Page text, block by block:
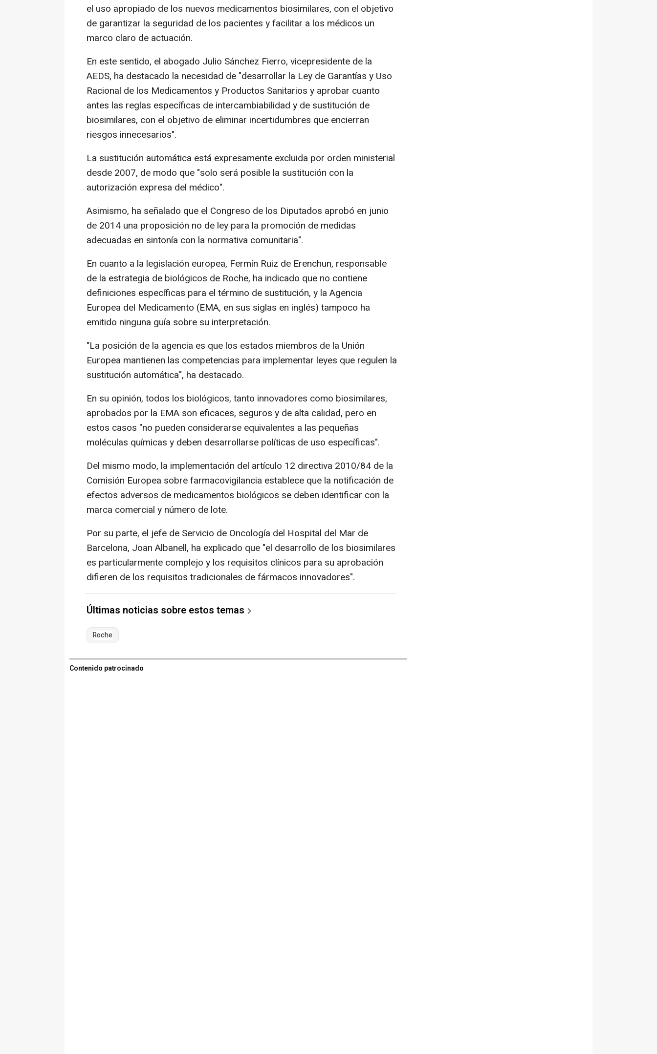
el uso apropiado de los nuevos medicamentos biosimilares, con el objetivo
de garantizar la seguridad de los pacientes y facilitar a los médicos un
marco claro de actuación.
En este sentido, el abogado Julio Sánchez Fierro, vicepresidente de la
AEDS, ha destacado la necesidad de "desarrollar la Ley de Garantías y Uso
Racional de los Medicamentos y Productos Sanitarios y aprobar cuanto
antes las reglas específicas de intercambiabilidad y de sustitución de
biosimilares, con el objetivo de eliminar incertidumbres que encierran
riesgos innecesarios".
La sustitución automática está expresamente excluida por orden ministerial
desde 2007, de modo que "solo será posible la sustitución con la
autorización expresa del médico".
Asimismo, ha señalado que el Congreso de los Diputados aprobó en junio
de 2014 una proposición no de ley para la promoción de medidas
adecuadas en sintonía con la normativa comunitaria".
En cuanto a la legislación europea, Fermín Ruiz de Erenchun, responsable
de la estrategia de biológicos de Roche, ha indicado que no contiene
definiciones específicas para el término de sustitución, y la Agencia
Europea del Medicamento (EMA, en sus siglas en inglés) tampoco ha
emitido ninguna guía sobre su interpretación.
"La posición de la agencia es que los estados miembros de la Unión
Europea mantienen las competencias para implementar leyes que regulen la
sustitución automática", ha destacado.
En su opinión, todos los biológicos, tanto innovadores como biosimilares,
aprobados por la EMA son eficaces, seguros y de alta calidad, pero en
estos casos "no pueden considerarse equivalentes a las pequeñas
moléculas químicas y deben desarrollarse políticas de uso específicas".
Del mismo modo, la implementación del artículo 12 directiva 2010/84 de la
Comisión Europea sobre farmacovigilancia establece que la notificación de
efectos adversos de medicamentos biológicos se deben identificar con la
marca comercial y número de lote.
Por su parte, el jefe de Servicio de Oncología del Hospital del Mar de
Barcelona, Joan Albanell, ha explicado que "el desarrollo de los biosimilares
es particularmente complejo y los requisitos clínicos para su aprobación
difieren de los requisitos tradicionales de fármacos innovadores".
Últimas noticias sobre estos temas
Roche
Contenido patrocinado